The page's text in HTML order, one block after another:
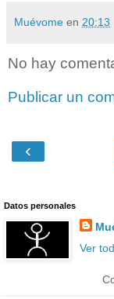
Muévome en 20:13
No hay
Publicar un
‹
Datos personales
Ver